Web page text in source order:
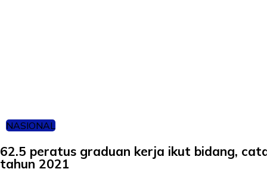
NASIONAL
62.5 peratus graduan kerja ikut bidang,
tahun 2021